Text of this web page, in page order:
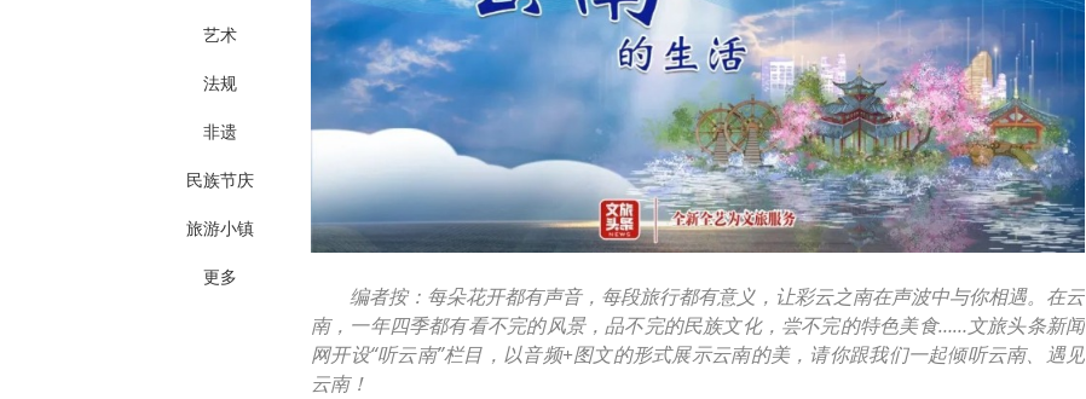
艺术
法规
非遗
民族节庆
旅游小镇
更多
编者按：每朵花开都有声音，每段旅行都有意义，让彩云之南在声波中与你相遇。在云
南，一年四季都有看不完的风景，品不完的民族文化，尝不完的特色美食……文旅头条新闻
网开设“听云南”栏目，以音频+图文的形式展示云南的美，请你跟我们一起倾听云南、遇见
云南！